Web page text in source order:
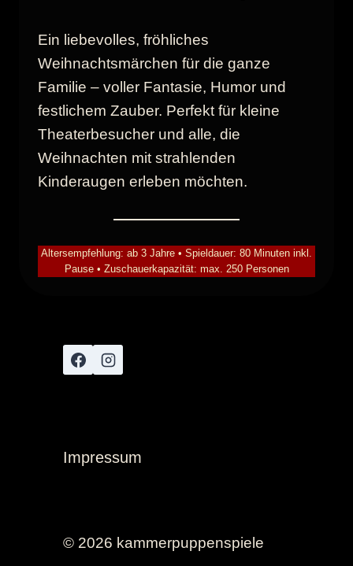
Ein liebevolles, fröhliches
Weihnachtsmärchen für die ganze
Familie – voller Fantasie, Humor und
festlichem Zauber. Perfekt für kleine
Theaterbesucher und alle, die
Weihnachten mit strahlenden
Kinderaugen erleben möchten.
Altersempfehlung: ab 3 Jahre • Spieldauer: 80 Minuten inkl.
Pause • Zuschauerkapazität: max. 250 Personen
Impressum
© 2026 kammerpuppenspiele